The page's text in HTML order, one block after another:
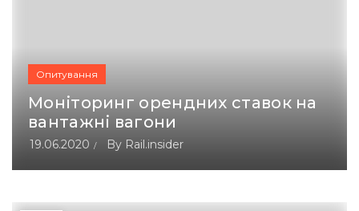
Опитування
Моніторинг орендних ставок на
вантажні вагони
19.06.2020 By Rail.insider